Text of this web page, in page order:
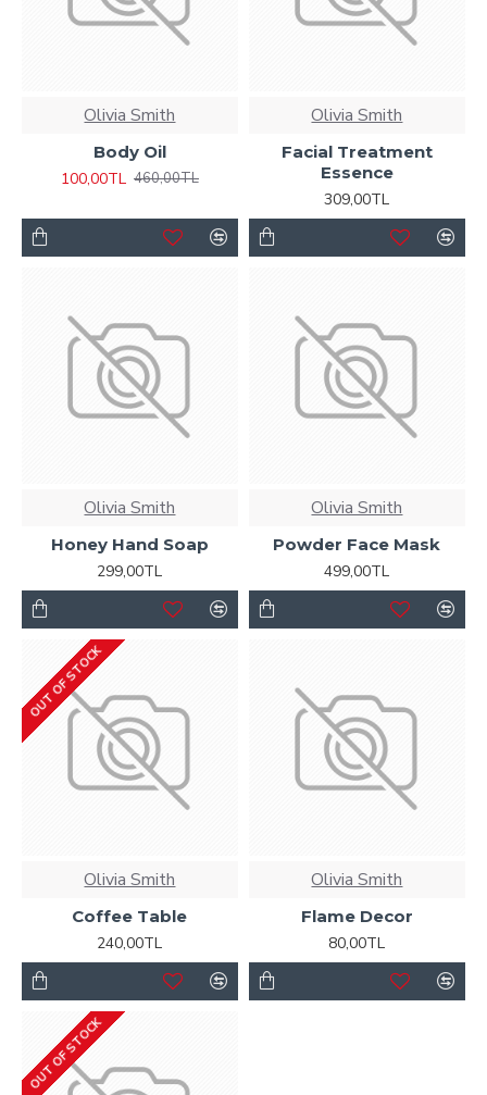
Olivia Smith
Body Oil
100,00TL 460,00TL
Olivia Smith
Facial Treatment
Essence
309,00TL
Olivia Smith
Honey Hand Soap
299,00TL
Olivia Smith
Powder Face Mask
499,00TL
OUT OF STOCK
Olivia Smith
Coffee Table
240,00TL
Olivia Smith
Flame Decor
80,00TL
OUT OF STOCK